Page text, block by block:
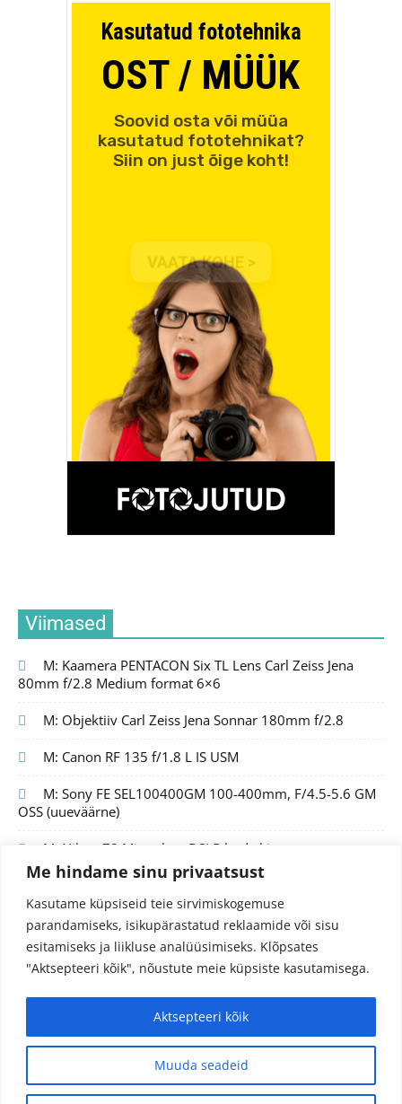
Me hindame sinu privaatsust
Kasutame küpsiseid teie sirvimiskogemuse
parandamiseks, isikupärastatud reklaamide või sisu
esitamiseks ja liikluse analüüsimiseks. Klõpsates
"Aktsepteeri kõik", nõustute meie küpsiste kasutamisega.
Muuda seadeid
Aktsepteeri kõik
Viimased
M: Kaamera PENTACON Six TL Lens Carl Zeiss Jena
80mm f/2.8 Medium format 6×6
M: Objektiiv Carl Zeiss Jena Sonnar 180mm f/2.8
M: Canon RF 135 f/1.8 L IS USM
M: Sony FE SEL100400GM 100-400mm, F/4.5-5.6 GM
OSS (uueväärne)
M: Nikon Z8 Mirrorless DSLR body kit
© 2024 Fotojutud OÜ
Reg.nr. 14827097
info@fotojutud.ee
Privaatsustingimused ja andmekaitse